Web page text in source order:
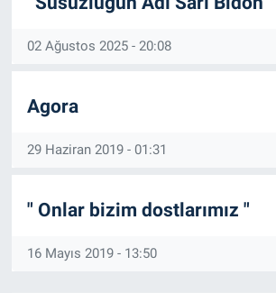
02 Ağustos 2025 - 20:08
Agora
29 Haziran 2019 - 01:31
" Onlar bizim dostlarımız "
16 Mayıs 2019 - 13:50
Kültür Sanat
Ekonomi
Yaşam